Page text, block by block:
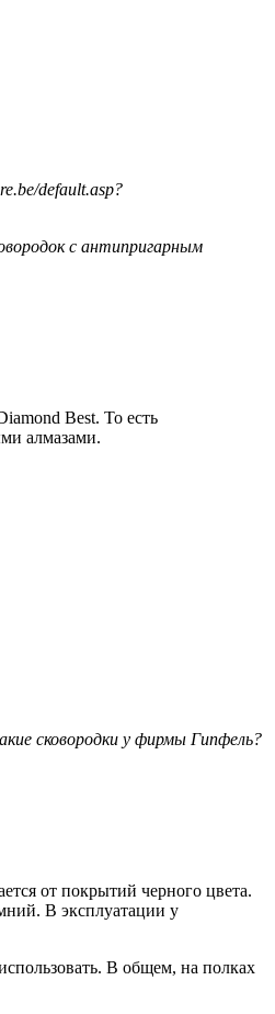
default.asp?
с антипригарным
Best. То есть
алмазами.
сковородки у фирмы Гипфель?
от покрытий черного цвета.
В эксплуатации у
В общем, на полках